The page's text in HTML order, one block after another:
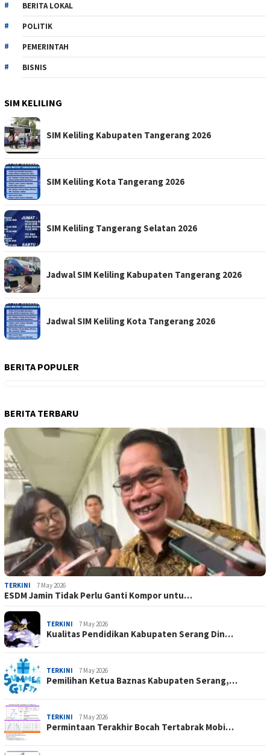
BERITA LOKAL
POLITIK
PEMERINTAH
BISNIS
SIM KELILING
SIM Keliling Kabupaten Tangerang 2026
SIM Keliling Kota Tangerang 2026
SIM Keliling Tangerang Selatan 2026
Jadwal SIM Keliling Kabupaten Tangerang 2026
Jadwal SIM Keliling Kota Tangerang 2026
BERITA POPULER
BERITA TERBARU
TERKINI 7 May 2026
ESDM Jamin Tidak Perlu Ganti Kompor untu…
TERKINI 7 May 2026
Kualitas Pendidikan Kabupaten Serang Din…
TERKINI 7 May 2026
Pemilihan Ketua Baznas Kabupaten Serang,…
TERKINI 7 May 2026
Permintaan Terakhir Bocah Tertabrak Mobi…